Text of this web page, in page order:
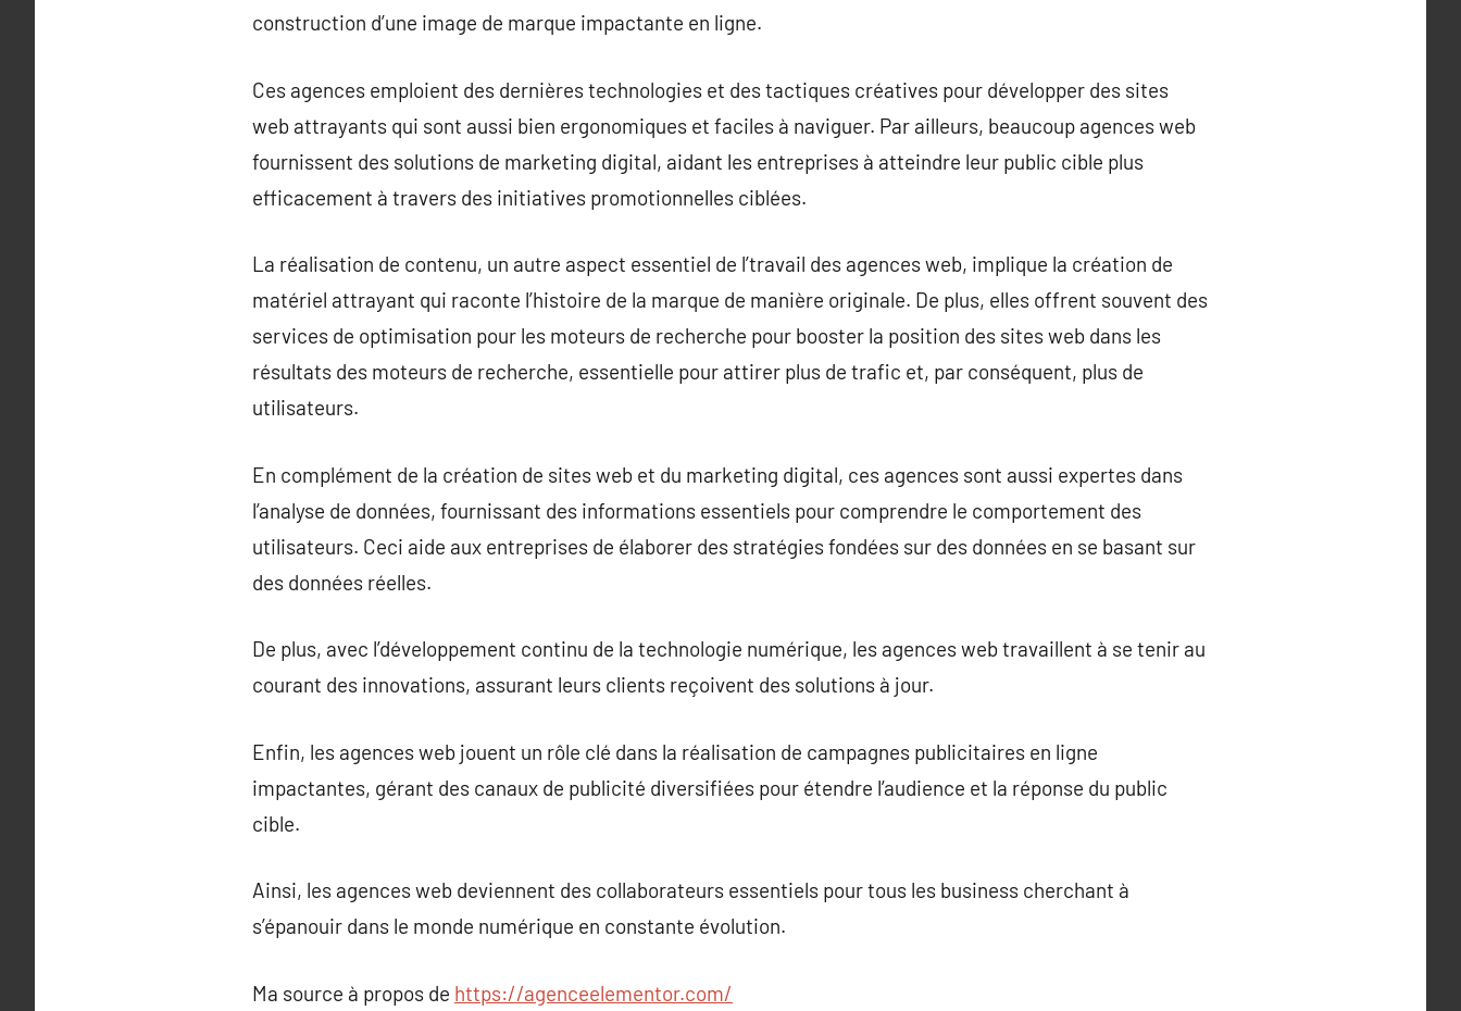
construction d’une image de marque impactante en ligne.
Ces agences emploient des dernières technologies et des tactiques créatives pour développer des sites
web attrayants qui sont aussi bien ergonomiques et faciles à naviguer. Par ailleurs, beaucoup agences web
fournissent des solutions de marketing digital, aidant les entreprises à atteindre leur public cible plus
efficacement à travers des initiatives promotionnelles ciblées.
La réalisation de contenu, un autre aspect essentiel de l’travail des agences web, implique la création de
matériel attrayant qui raconte l’histoire de la marque de manière originale. De plus, elles offrent souvent des
services de optimisation pour les moteurs de recherche pour booster la position des sites web dans les
résultats des moteurs de recherche, essentielle pour attirer plus de trafic et, par conséquent, plus de
utilisateurs.
En complément de la création de sites web et du marketing digital, ces agences sont aussi expertes dans
l’analyse de données, fournissant des informations essentiels pour comprendre le comportement des
utilisateurs. Ceci aide aux entreprises de élaborer des stratégies fondées sur des données en se basant sur
des données réelles.
De plus, avec l’développement continu de la technologie numérique, les agences web travaillent à se tenir au
courant des innovations, assurant leurs clients reçoivent des solutions à jour.
Enfin, les agences web jouent un rôle clé dans la réalisation de campagnes publicitaires en ligne
impactantes, gérant des canaux de publicité diversifiées pour étendre l’audience et la réponse du public
cible.
Ainsi, les agences web deviennent des collaborateurs essentiels pour tous les business cherchant à
s’épanouir dans le monde numérique en constante évolution.
Ma source à propos de https://agenceelementor.com/